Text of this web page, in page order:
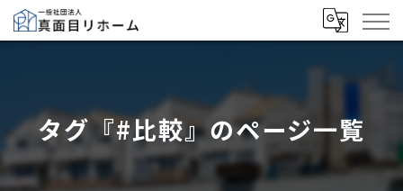
タグ『#比較』のページ一覧